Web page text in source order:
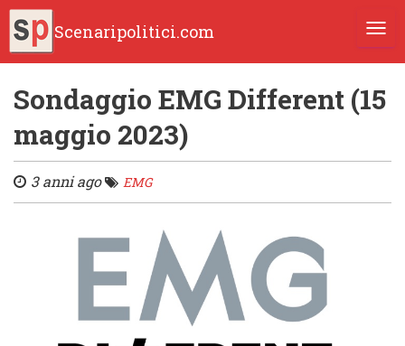
Scenaripolitici.com
Sondaggio EMG Different (15
maggio 2023)
3 anni ago EMG